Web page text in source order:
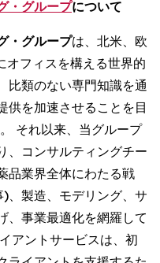
・グループについて
・グループは、北米、欧
オフィスを構える世界的
比類のない専門知識を通
供を加速させることを目
それ以来、当グループ
、コンサルティングチー
品業界全体にわたる戦
、製造、モデリング、サ
、事業最適化を網羅して
アントサービスは、初